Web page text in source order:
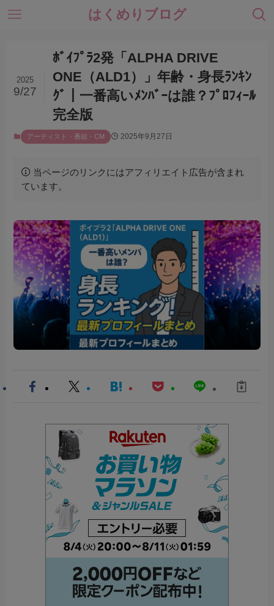
はくめりブログ
ﾎﾞｲﾌﾟﾗ2発「ALPHA DRIVE
ONE（ALD1）」年齢・身長ﾗﾝｷﾝ
ｸﾞ｜一番高いﾒﾝﾊﾞｰは誰？ﾌﾟﾛﾌｨｰﾙ
完全版
2025
9/27
アーティスト・番組・CM 2025年9月27日
当ページのリンクにはアフィリエイト広告が含まれ
ています。